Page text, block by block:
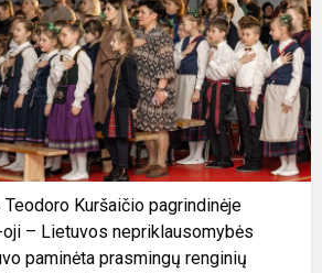
Kuršaičio pagrindinėje
– Lietuvos nepriklausomybės
paminėta prasmingų renginių